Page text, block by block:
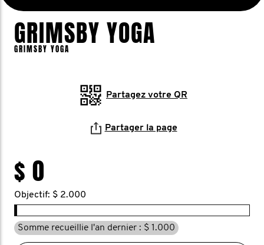
GRIMSBY YOGA
GRIMSBY YOGA
Partagez votre QR
Partager la page
$ 0
Objectif: $ 2.000
Somme recueillie l'an dernier : $ 1.000